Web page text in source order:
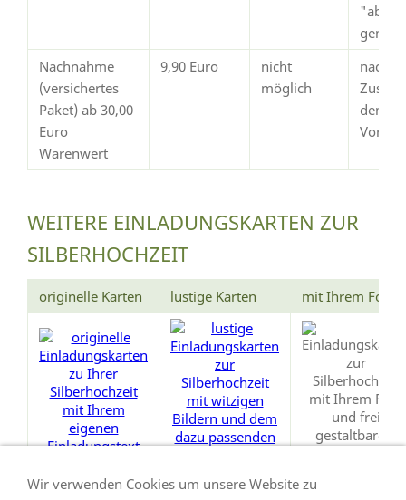
Nachnahme
(versichertes
Paket) ab 30,00
Euro
Warenwert
9,90 Euro
nicht
möglich
nach
dem
WEITERE EINLADUNGSKARTEN ZUR
SILBERHOCHZEIT
originelle Karten lustige Karten mit Ihrem Foto
Wir verwenden Cookies um unsere Website zu